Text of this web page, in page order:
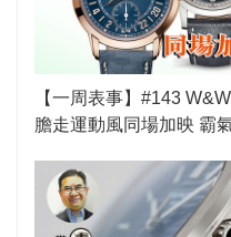
【一周表事】#143
膽走運動風同場加映 霸